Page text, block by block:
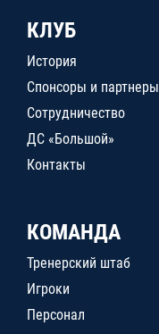
КЛУБ
История
Спонсоры и партнеры
Сотрудничество
ДС «Большой»
Контакты
КОМАНДА
Тренерский штаб
Игроки
Персонал